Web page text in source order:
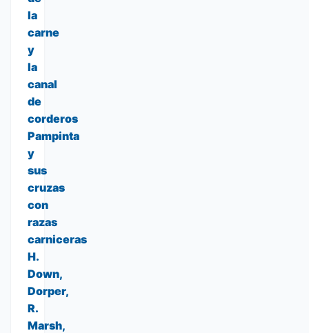
la
carne
y
la
canal
de
corderos
Pampinta
y
sus
cruzas
con
razas
carniceras
H.
Down,
Dorper,
R.
Marsh,